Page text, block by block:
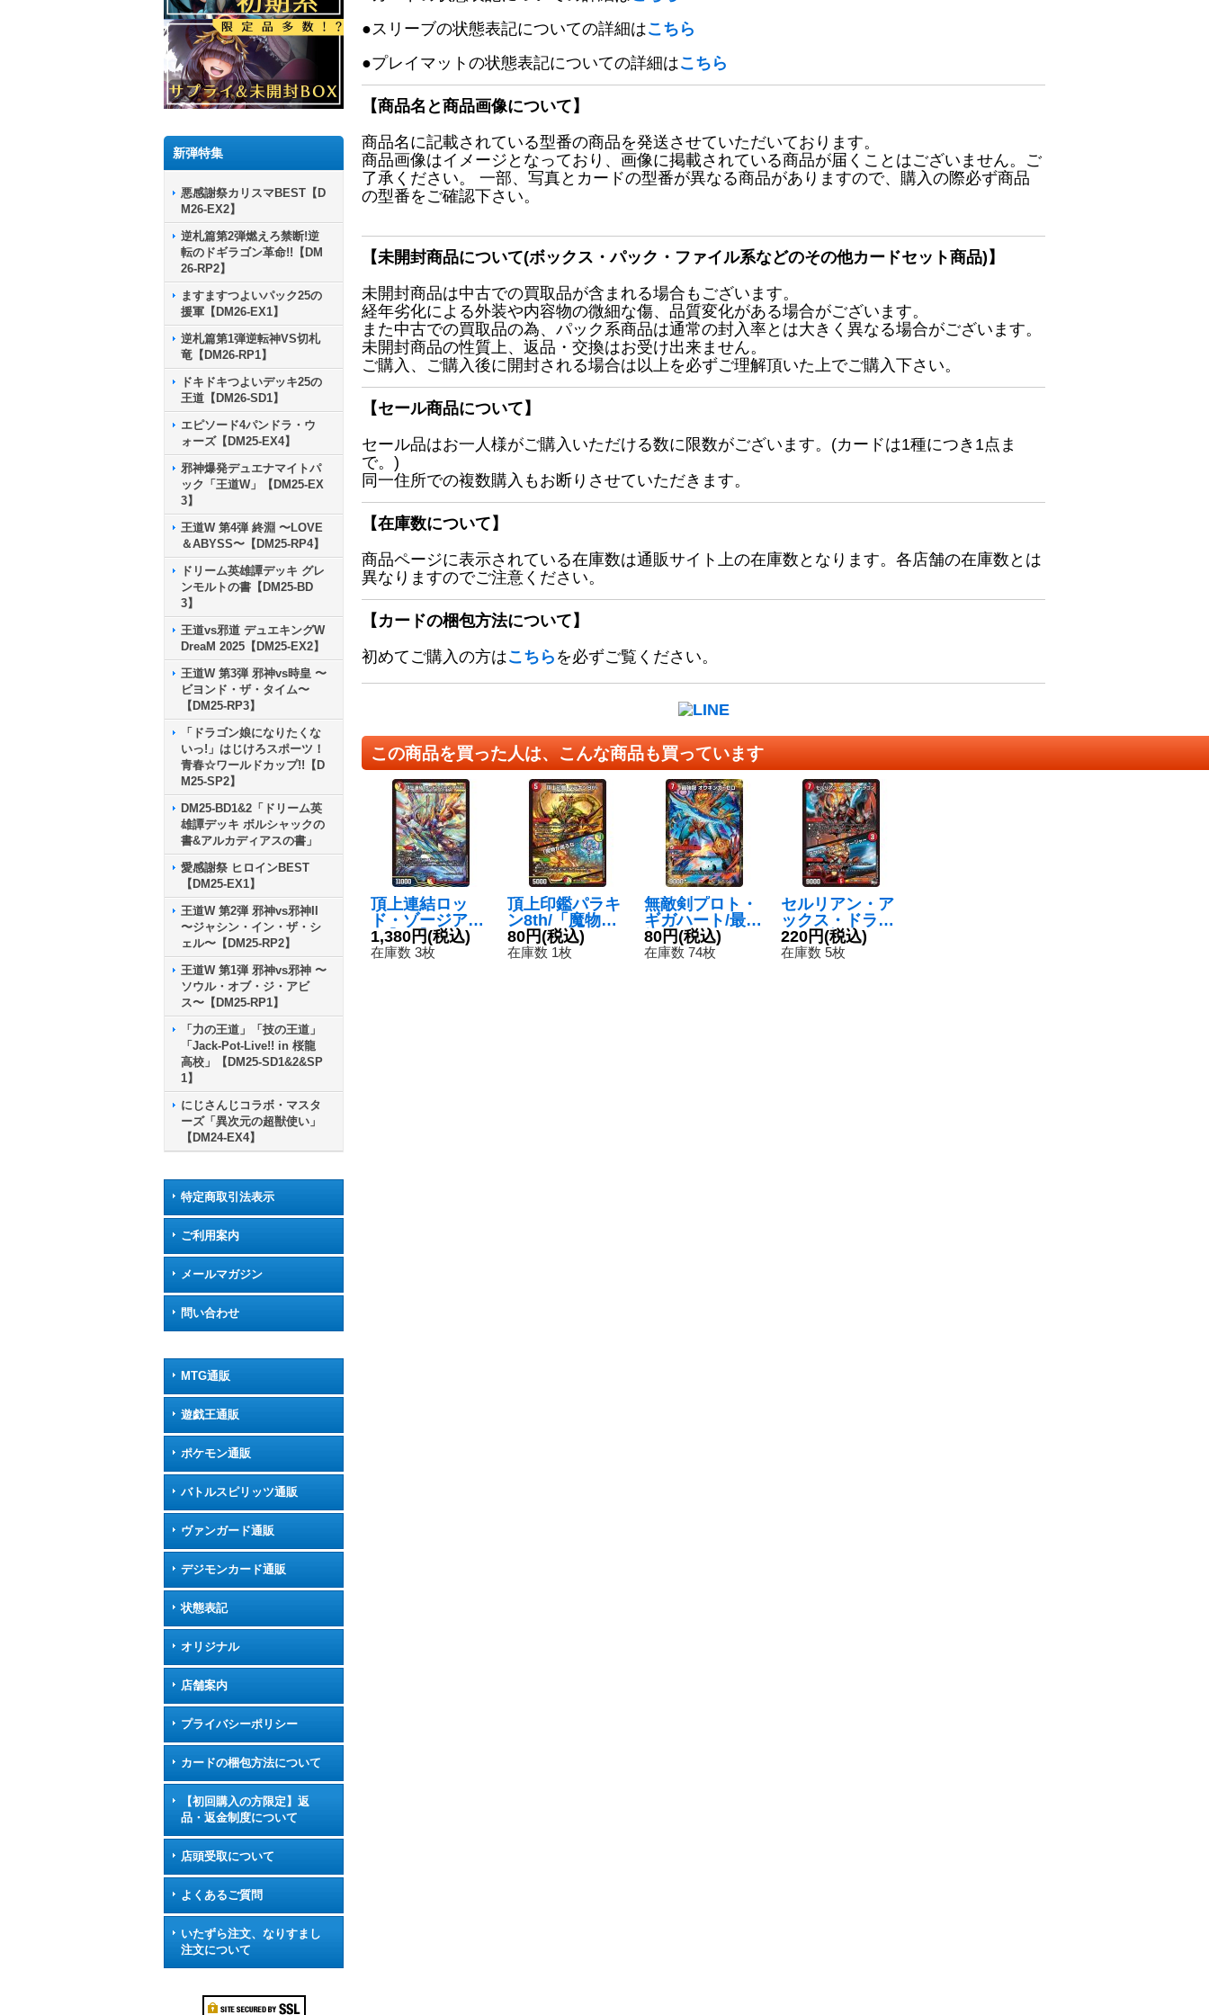
新弾特集
悪感謝祭カリスマBEST【D
M26-EX2】
逆札篇第2弾燃えろ禁断!逆
転のドギラゴン革命!!【DM
26-RP2】
ますますつよいパック25の
援軍【DM26-EX1】
逆札篇第1弾逆転神VS切札
竜【DM26-RP1】
ドキドキつよいデッキ25の
王道【DM26-SD1】
エピソード4パンドラ・ウ
ォーズ【DM25-EX4】
邪神爆発デュエナマイトパ
ック「王道W」【DM25-EX
3】
王道W 第4弾 終淵 〜LOVE
＆ABYSS〜【DM25-RP4】
ドリーム英雄譚デッキ グレ
ンモルトの書【DM25-BD
3】
王道vs邪道 デュエキングW
DreaM 2025【DM25-EX2】
王道W 第3弾 邪神vs時皇 〜
ビヨンド・ザ・タイム〜
【DM25-RP3】
「ドラゴン娘になりたくな
いっ!」はじけろスポーツ！
青春☆ワールドカップ!!【D
M25-SP2】
DM25-BD1&2「ドリーム英
雄譚デッキ ボルシャックの
書&アルカディアスの書」
愛感謝祭 ヒロインBEST
【DM25-EX1】
王道W 第2弾 邪神vs邪神II
〜ジャシン・イン・ザ・シ
ェル〜【DM25-RP2】
王道W 第1弾 邪神vs邪神 〜
ソウル・オブ・ジ・アビ
ス〜【DM25-RP1】
「力の王道」「技の王道」
「Jack-Pot-Live!! in 桜龍
高校」【DM25-SD1&2&SP
1】
にじさんじコラボ・マスタ
ーズ「異次元の超獣使い」
【DM24-EX4】
特定商取引法表示
ご利用案内
メールマガジン
問い合わせ
MTG通販
遊戯王通販
ポケモン通販
バトルスピリッツ通販
ヴァンガード通販
デジモンカード通販
状態表記
オリジナル
店舗案内
プライバシーポリシー
カードの梱包方法について
【初回購入の方限定】返
品・返金制度について
店頭受取について
よくあるご質問
いたずら注文、なりすまし
注文について
●スリーブの状態表記についての詳細はこちら
●プレイマットの状態表記についての詳細はこちら
【商品名と商品画像について】
商品名に記載されている型番の商品を発送させていただいております。
商品画像はイメージとなっており、画像に掲載されている商品が届くことはございません。ご
了承ください。 一部、写真とカードの型番が異なる商品がありますので、購入の際必ず商品
の型番をご確認下さい。
【未開封商品について(ボックス・パック・ファイル系などのその他カードセット商品)】
未開封商品は中古での買取品が含まれる場合もございます。
経年劣化による外装や内容物の微細な傷、品質変化がある場合がございます。
また中古での買取品の為、パック系商品は通常の封入率とは大きく異なる場合がございます。
未開封商品の性質上、返品・交換はお受け出来ません。
ご購入、ご購入後に開封される場合は以上を必ずご理解頂いた上でご購入下さい。
【セール商品について】
セール品はお一人様がご購入いただける数に限数がございます。(カードは1種につき1点ま
で。)
同一住所での複数購入もお断りさせていただきます。
【在庫数について】
商品ページに表示されている在庫数は通販サイト上の在庫数となります。各店舗の在庫数とは
異なりますのでご注意ください。
【カードの梱包方法について】
初めてご購入の方はこちら を必ずご覧ください。
この商品を買った人は、こんな商品も買っています
頂上連結ロッ
ド・ゾージア5t
h【SR】{23EX
216/112}《多》
1,380円(税込)
在庫数 3枚
頂上印鑑パラキ
ン8th/「魔物が
居るな……」
【VR】{23EX23
80円(税込)
在庫数 1枚
無敵剣プロト・
ギガハート/最強
龍オウギンガ・
ゼロ【VR】{EX
80円(税込)
在庫数 74枚
セルリアン・ア
ックス・ドラゴ
ン/ダブルアック
ス・チャージャ
220円(税込)
在庫数 5枚